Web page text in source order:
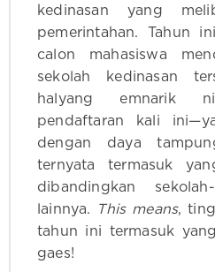
kedinasan yang
pemerintahan. Tahun
calon mahasiswa
sekolah kedinasan
halyang emnarik
pendaftaran kali
dengan daya
ternyata termasuk
dibandingkan
lainnya.
This means,
tahun ini termasuk
gaes!